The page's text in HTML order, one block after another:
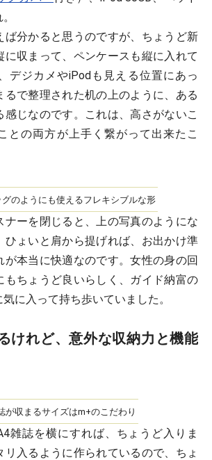
ば分かると思うのですが、ちょうど新
に収まって、ペンケースも縦に入れて
デジカメやiPodも見える位置にあっ
るで整理された机の上のように、ある
感じなのです。これは、高さがないこ
との両方が上手く繋がって出来たこ
のようにも使えるフレキシブルな形
ナーを閉じると、上の写真のようにな
ひょいと肩から提げれば、お出かけ準
が本当に快適なのです。女性の身の回
もちょうど良いらしく、ガイド納富の
に入って持ち歩いていました。
けれど、意外な収納力と機能
が収まるサイズはm+のこだわり
雑誌を横にすれば、ちょうど入りま
リ入るように作られているので、ちょ